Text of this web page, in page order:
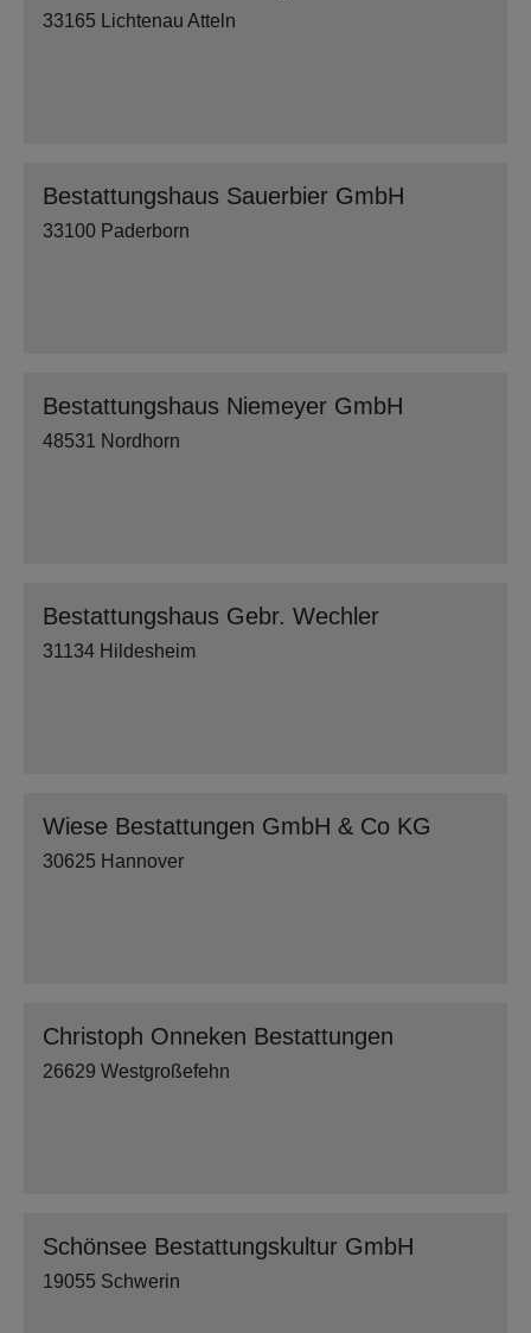
33165 Lichtenau Atteln
Bestattungshaus Sauerbier GmbH
33100 Paderborn
Bestattungshaus Niemeyer GmbH
48531 Nordhorn
Bestattungshaus Gebr. Wechler
31134 Hildesheim
Wiese Bestattungen GmbH & Co KG
30625 Hannover
Christoph Onneken Bestattungen
26629 Westgroßefehn
Schönsee Bestattungskultur GmbH
19055 Schwerin